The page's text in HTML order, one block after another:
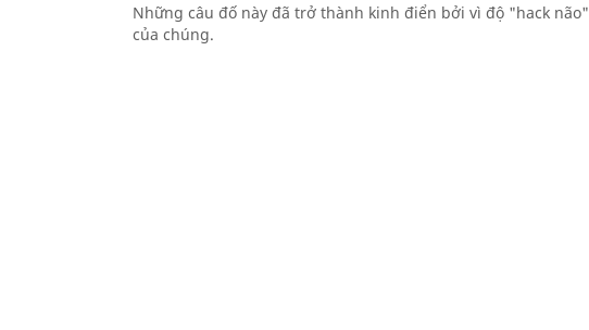
Những câu đố này đã trở thành kinh điển bởi vì độ "hack não"
của chúng.